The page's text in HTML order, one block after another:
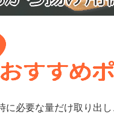
に必要な量だけ取り出